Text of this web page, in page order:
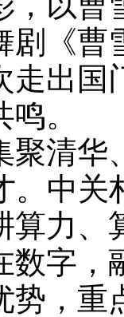
剧《曹
走出国
。
清华、
。中
算力、
数字，
势，重